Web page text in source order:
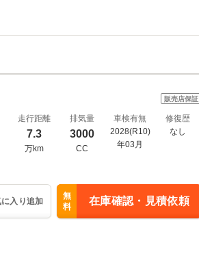
販売店保証
走行距離
7.3
万km
排気量
3000
CC
車検有無
2028(R10)
年03月
修復歴
なし
入り追加
無
料
在庫確認・見積依頼